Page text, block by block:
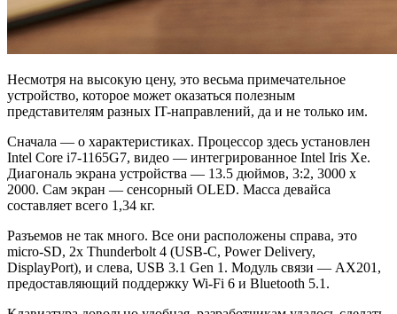
Несмотря на высокую цену, это весьма примечательное
устройство, которое может оказаться полезным
представителям разных IT-направлений, да и не только им.
Сначала — о характеристиках. Процессор здесь установлен
Intel Core i7-1165G7, видео — интегрированное Intel Iris Xe.
Диагональ экрана устройства — 13.5 дюймов, 3:2, 3000 x
2000. Сам экран — сенсорный OLED. Масса девайса
составляет всего 1,34 кг.
Разъемов не так много. Все они расположены справа, это
micro-SD, 2x Thunderbolt 4 (USB-C, Power Delivery,
DisplayPort), и слева, USB 3.1 Gen 1. Модуль связи — AX201,
предоставляющий поддержку Wi-Fi 6 и Bluetooth 5.1.